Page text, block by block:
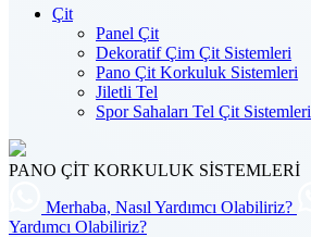
Çit
Panel Çit
Dekoratif Çim Çit Sistemleri
Pano Çit Korkuluk Sistemleri
Jiletli Tel
Spor Sahaları Tel Çit Sistemleri
PANO ÇİT KORKULUK SİSTEMLERİ
Merhaba, Nasıl Yardımcı Olabiliriz?
Yardımcı Olabiliriz?